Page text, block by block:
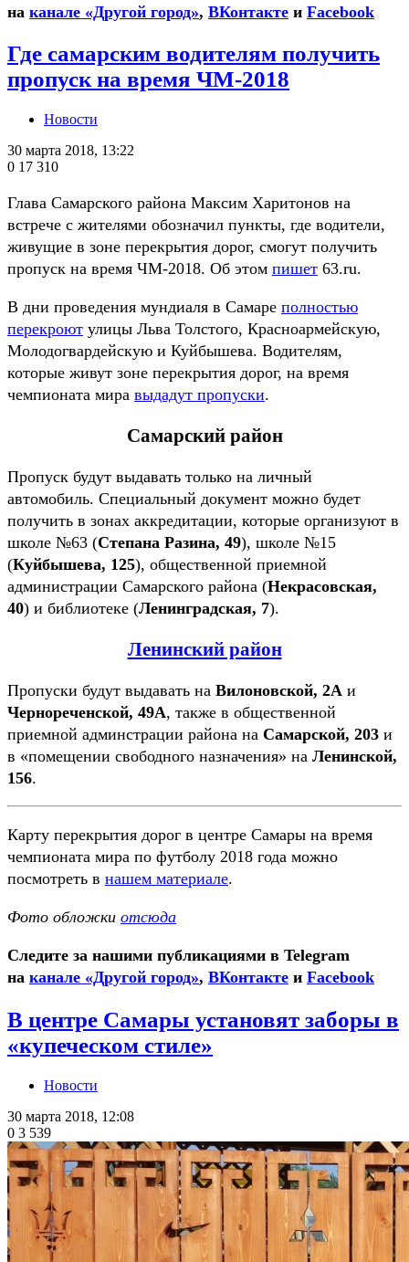
на канале «Другой город», ВКонтакте и Facebook
Где самарским водителям получить
пропуск на время ЧМ-2018
Новости
30 марта 2018, 13:22
0 17 310
Глава Самарского района Максим Харитонов на
встрече с жителями обозначил пункты, где водители,
живущие в зоне перекрытия дорог, смогут получить
пропуск на время ЧМ-2018. Об этом пишет 63.ru.
В дни проведения мундиаля в Самаре полностью
перекроют улицы Льва Толстого, Красноармейскую,
Молодогвардейскую и Куйбышева. Водителям,
которые живут зоне перекрытия дорог, на время
чемпионата мира выдадут пропуски.
Самарский район
Пропуск будут выдавать только на личный
автомобиль. Специальный документ можно будет
получить в зонах аккредитации, которые организуют в
школе №63 (Степана Разина, 49), школе №15
(Куйбышева, 125), общественной приемной
администрации Самарского района (Некрасовская,
40) и библиотеке (Ленинградская, 7).
Ленинский район
Пропуски будут выдавать на Вилоновской, 2А и
Чернореченской, 49А, также в общественной
приемной админстрации района на Самарской, 203 и
в «помещении свободного назначения» на Ленинской,
156.
Карту перекрытия дорог в центре Самары на время
чемпионата мира по футболу 2018 года можно
посмотреть в нашем материале.
Фото обложки отсюда
Следите за нашими публикациями в Telegram
на канале «Другой город», ВКонтакте и Facebook
В центре Самары установят заборы в
«купеческом стиле»
Новости
30 марта 2018, 12:08
0 3 539